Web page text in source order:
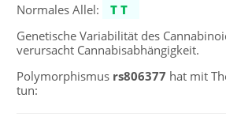
Normales Allel:
TT
Genetische Variabilität des
verursacht Cannabisabhängigkeit.
Polymorphismus rs806377 hat mit
tun: